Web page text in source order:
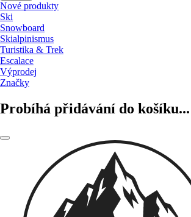
Nové produkty
Ski
Snowboard
Skialpinismus
Turistika & Trek
Escalace
Výprodej
Značky
Probíhá přidávání do košíku...